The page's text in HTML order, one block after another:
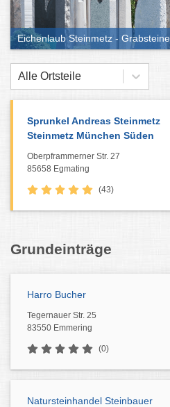
Eichenlaub Steinmetz - Grabsteine
Alle Ortsteile
Sprunkel Andreas Steinmetz
Steinmetz München Süden
Oberpframmerner Str. 27
85658 Egmating
(43)
Grundeinträge
Harro Bucher
Tegernauer Str. 25
83550 Emmering
(0)
Natursteinhandel Steinbauer